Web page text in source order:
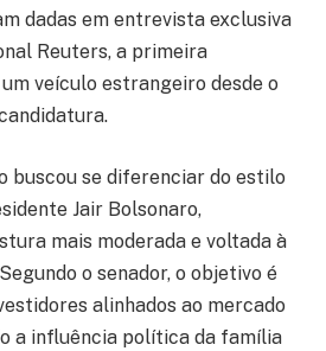
dadas em entrevista exclusiva
Reuters, a primeira
veículo estrangeiro desde o
buscou se diferenciar do estilo
Jair Bolsonaro,
mais moderada e voltada à
o senador, o objetivo é
alinhados ao mercado
a influência política da família